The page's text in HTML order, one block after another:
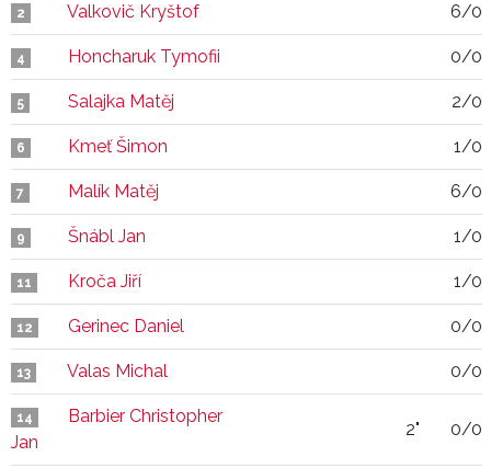
2 Valkovič Kryštof 6/0
4 Honcharuk Tymofii 0/0
5 Salajka Matěj 2/0
6 Kmeť Šimon 1/0
7 Malík Matěj 6/0
9 Šnábl Jan 1/0
11 Kroča Jiří 1/0
12 Gerinec Daniel 0/0
13 Valas Michal 0/0
14
Barbier Christopher
Jan
2" 0/0